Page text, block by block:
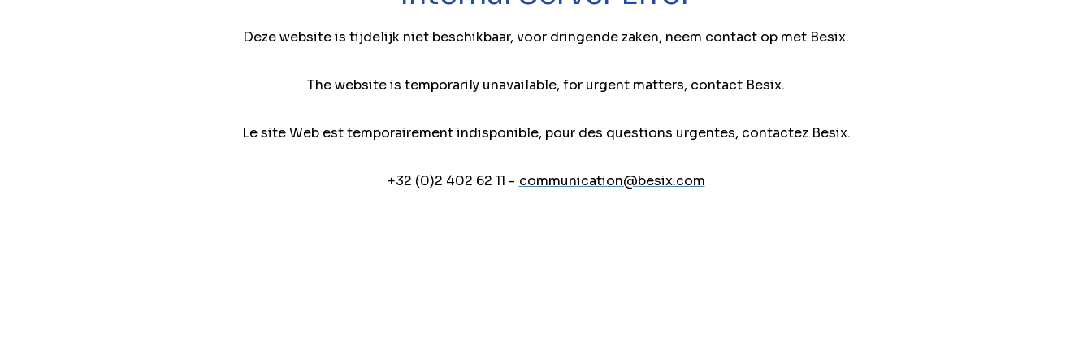
Deze website is tijdelijk niet beschikbaar, voor dringende zaken, neem contact op met Besix.
The website is temporarily unavailable, for urgent matters, contact Besix.
Le site Web est temporairement indisponible, pour des questions urgentes, contactez Besix.
+32 (0)2 402 62 11 - communication@besix.com